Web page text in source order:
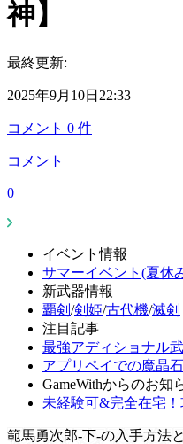
神】
最終更新:
2025年9月10日22:33
コメント 0 件
コメント
0
イベント情報
サマーイベント(夏休
新武器情報
覇剣 /剣姫/古代機/滅剣
注目記事
最強アディショナル
アプリペイでの魔晶
GameWithからのお知
未経験可&完全在宅！
範馬勇次郎-下-の入手方法